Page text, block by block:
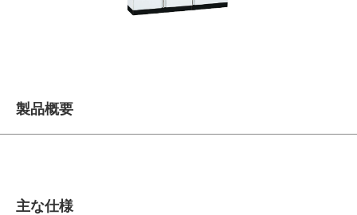
製品概要
主な仕様